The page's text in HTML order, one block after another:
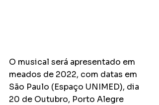
O musical será apresentado em
meados de 2022, com datas em
São Paulo (Espaço UNIMED), dia
20 de Outubro, Porto Alegre